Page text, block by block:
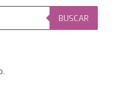
BUSCAR